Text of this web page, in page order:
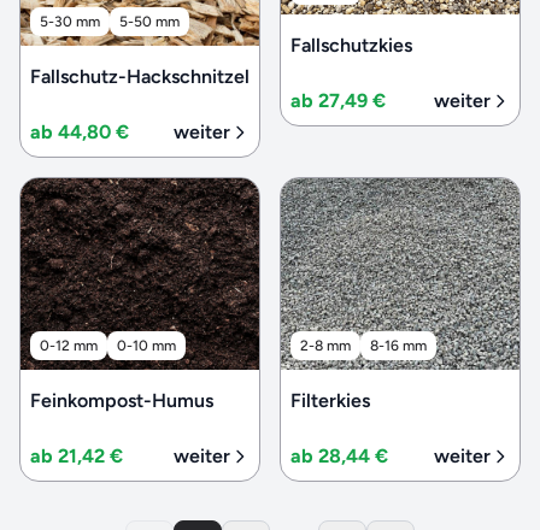
5-30 mm 5-50 mm
Fallschutz-Hackschnitzel
ab 44,80 € weiter
Fallschutzkies
ab 27,49 € weiter
0-12 mm 0-10 mm
Feinkompost-Humus
ab 21,42 € weiter
2-8 mm 8-16 mm
Filterkies
ab 28,44 € weiter